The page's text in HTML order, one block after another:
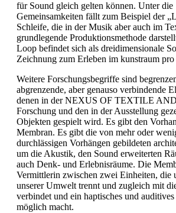
für Sound gleich gelten können. Unter die
Gemeinsamkeiten fällt zum Beispiel der
Schleife, die in der Musik aber auch im
grundlegende Produktionsmethode
Loop befindet sich als dreidimensionale
Zeichnung zum Erleben im kunstraum pro
Weitere Forschungsbegriffe sind
abgrenzende, aber genauso verbindende
denen in der NEXUS OF TEXTILE
Forschung und den in der Ausstellung
Objekten gespielt wird. Es gibt den
Membran. Es gibt die von mehr oder
durchlässigen Vorhängen gebildeten
um die Akustik, den Sound erweiterten
auch Denk- und Erlebnisräume. Die
Vermittlerin zwischen zwei Einheiten, die
unserer Umwelt trennt und zugleich mit
verbindet und ein haptisches und
möglich macht.